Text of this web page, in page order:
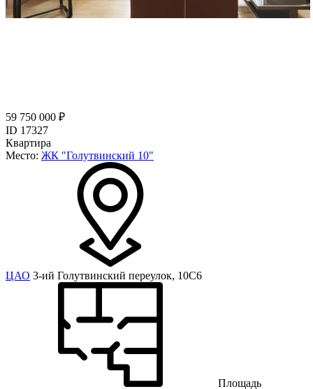
59 750 000 ₽
ID 17327
Квартира
Место: ЖК "Голутвинский 10"
ЦАО 3-ий Голутвинский переулок, 10С6
Площадь